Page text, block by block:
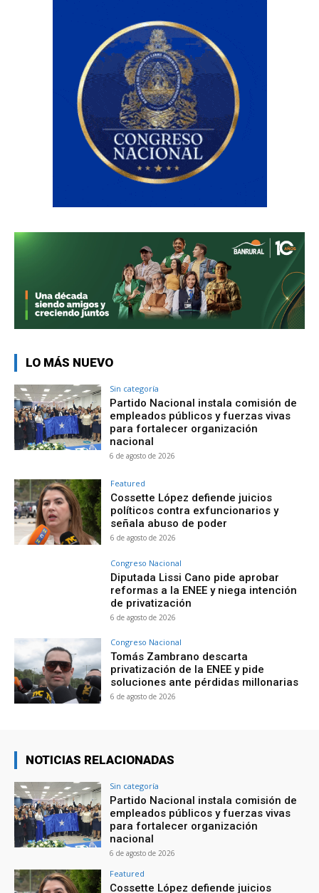
LO MÁS NUEVO
Sin categoría
Partido Nacional instala comisión de
empleados públicos y fuerzas vivas
para fortalecer organización
nacional
6 de agosto de 2026
Featured
Cossette López defiende juicios
políticos contra exfuncionarios y
señala abuso de poder
6 de agosto de 2026
Congreso Nacional
Diputada Lissi Cano pide aprobar
reformas a la ENEE y niega intención
de privatización
6 de agosto de 2026
Congreso Nacional
Tomás Zambrano descarta
privatización de la ENEE y pide
soluciones ante pérdidas millonarias
6 de agosto de 2026
NOTICIAS RELACIONADAS
Sin categoría
Partido Nacional instala comisión de
empleados públicos y fuerzas vivas
para fortalecer organización
nacional
6 de agosto de 2026
Featured
Cossette López defiende juicios